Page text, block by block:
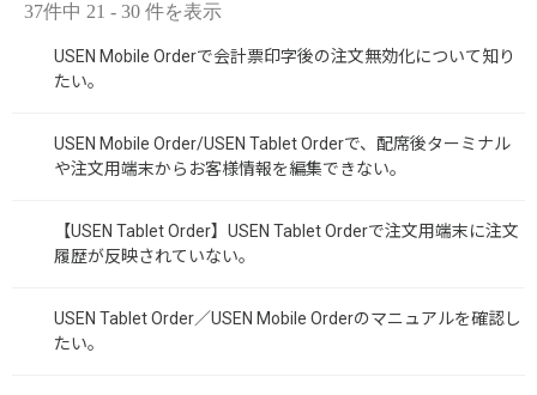
37件中 21 - 30 件を表示
USEN Mobile Orderで会計票印字後の注文無効化について知り
たい。
USEN Mobile Order/USEN Tablet Orderで、配席後ターミナル
や注文用端末からお客様情報を編集できない。
【USEN Tablet Order】USEN Tablet Orderで注文用端末に注文
履歴が反映されていない。
USEN Tablet Order／USEN Mobile Orderのマニュアルを確認し
たい。